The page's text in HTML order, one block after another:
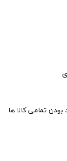
تمامی کالا ها